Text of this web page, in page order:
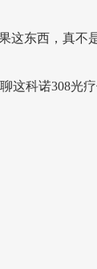
这东西，真不
这科诺308光